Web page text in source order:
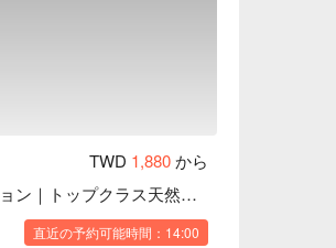
TWD 1,880から
頭皮リラクゼーション｜トップクラス天然ハーブオイル使用
直近の予約可能時間：14:00